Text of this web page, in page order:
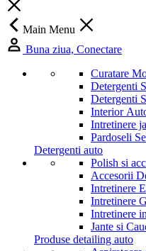
Main Menu
Buna ziua, Conectare
Curatare
Detergenti
Detergenti
Interior
Intretinere
Pardoseli
Detergenti auto
Polish si
Accesorii
Intretinere
Intretinere
Intretinere
Jante si
Produse detailing auto